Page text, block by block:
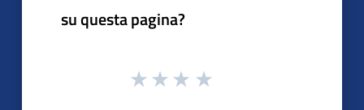
su questa pagina?